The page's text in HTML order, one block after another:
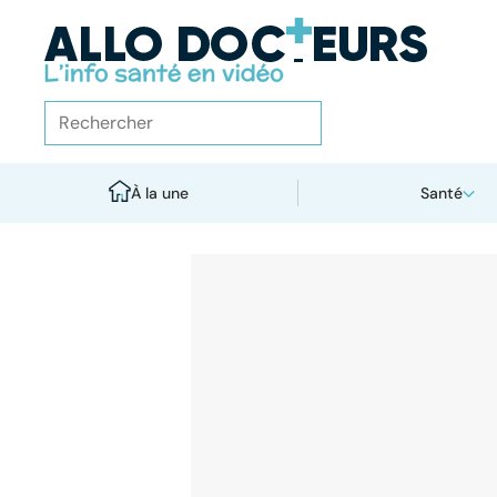
À la une Santé